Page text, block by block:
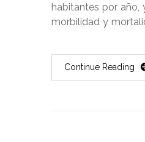
habitantes por año,
morbilidad y
Continue Reading